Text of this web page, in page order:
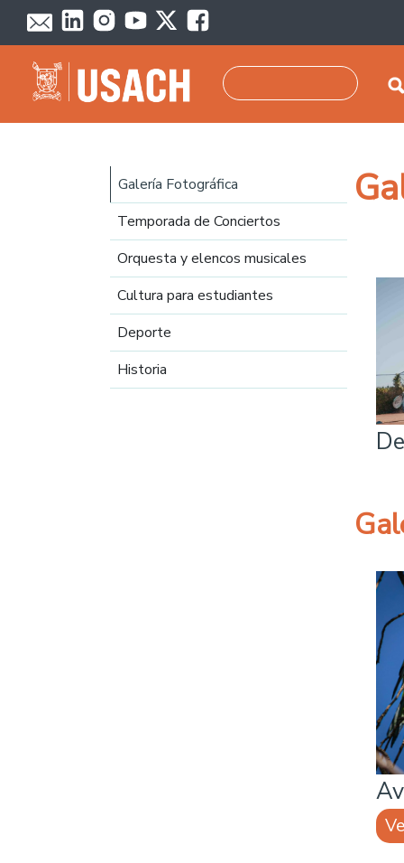
Pasar al contenido principal
Navegación principal
Galería Fotográfica
Temporada de Conciertos
Orquesta y elencos musicales
Cultura para estudiantes
Deporte
Historia